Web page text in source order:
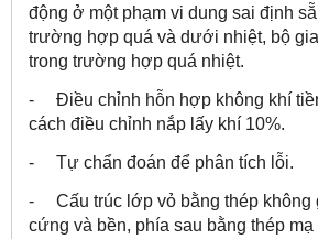
động ở một phạm vi dung sai định
trường hợp quá và dưới nhiệt, bộ
trong trường hợp quá nhiệt.
- Điều chỉnh hỗn hợp không khí
cách điều chỉnh nắp lấy khí 10%.
- Tự chẩn đoán để phân tích lỗi.
- Cấu trúc lớp vỏ bằng thép không
cứng và bền, phía sau bằng thép mạ